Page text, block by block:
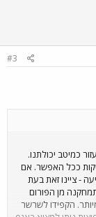
זה גם ים של
לפני האוטובוס
שלך עד שהוא לא מפנה את התחנה 402 לא נכנס
ק') ולשאול
#3
כמיטב יכולתנו.
ככל האפשר. אם
- ציינו זאת בעת
מן הפורום
הקפידו לשרשר